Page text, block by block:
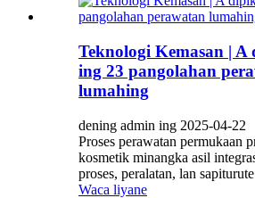
Teknologi Kemasan | A
ing 23 pangolahan
lumahing
dening admin ing 2025-04-22
Proses perawatan permukaan
kosmetik minangka asil
proses, peralatan, lan
Waca liyane